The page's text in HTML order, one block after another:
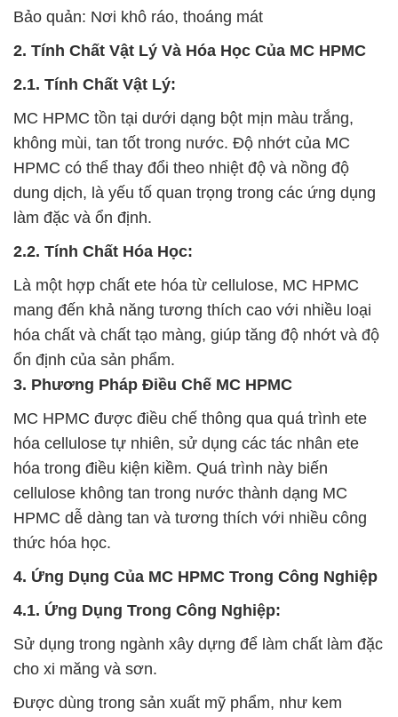
Bảo quản: Nơi khô ráo, thoáng mát
2. Tính Chất Vật Lý Và Hóa Học Của MC HPMC
2.1. Tính Chất Vật Lý:
MC HPMC tồn tại dưới dạng bột mịn màu trắng,
không mùi, tan tốt trong nước. Độ nhớt của MC
HPMC có thể thay đổi theo nhiệt độ và nồng độ
dung dịch, là yếu tố quan trọng trong các ứng dụng
làm đặc và ổn định.
2.2. Tính Chất Hóa Học:
Là một hợp chất ete hóa từ cellulose, MC HPMC
mang đến khả năng tương thích cao với nhiều loại
hóa chất và chất tạo màng, giúp tăng độ nhớt và độ
ổn định của sản phẩm.
3. Phương Pháp Điều Chế MC HPMC
MC HPMC được điều chế thông qua quá trình ete
hóa cellulose tự nhiên, sử dụng các tác nhân ete
hóa trong điều kiện kiềm. Quá trình này biến
cellulose không tan trong nước thành dạng MC
HPMC dễ dàng tan và tương thích với nhiều công
thức hóa học.
4. Ứng Dụng Của MC HPMC Trong Công Nghiệp
4.1. Ứng Dụng Trong Công Nghiệp:
Sử dụng trong ngành xây dựng để làm chất làm đặc
cho xi măng và sơn.
Được dùng trong sản xuất mỹ phẩm, như kem